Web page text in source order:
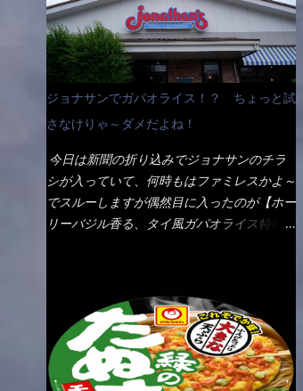
る） 袋の裏側を見ると、韮とか卵の用意を
勧めている。 それなばらと冷蔵庫にあっ
た、黒豆モヤシ・韮・生卵を用意しました。
まず鍋1で湯を沸かし、麺を茹でる！ 小鍋
で別に湯を沸かし卵を溶きながら投入～ 次
にモヤシを入れて、粉末スープを投入！！
上がったら、丼へ入れてから小鍋のスープを
丼の中へ 最後に小鍋の具を上にかけ、韮の
葉の部分をドサッと乗せて調味油を入れて完
成です。 どうでしょう？ 見た目 Goodデ
イ・ノンスチーム製法で仕上げた、生めんに
近い風味のストレートめんです。 豚の旨味
に数種類の唐辛子、ニンニクを加えた辛さと
コクが凝縮された醤油ベースのスープです。
調味油に赤ラー油とごま油を使用することに
レンジで弱めのワット（小生は500Wで3分
程度）温めてテーブルへ これ店舗の調理場
で、製造しているけど考えるに大き目のオー
ブン皿で焼いて、大凡の目安で小分けにして
いるようで、パックをよーく見たら表面のチ
ーズの乗り具合に結構な差が出ていた・・・
チーズに焦げ目が付いているのを、しっかり
確認し買うことをオススメします。（取り分
け量にも若干有り差がでてるだろう） 早速
タバスコを振りかけて食べてみると・・・結
使ってみたら、これが凄くうまくすくえるん
だよねぇ～（このスプーン当たりだね） 今
回新作のグラタンを頂きましたが、まずまず
の美味しさとダイソーのカレースプーンの。
すくい上げ力の良さを再度認識できました。
ジョナサンでガパオライス！？ ちょっと試
さなけりゃ～ダメだよね！
今日は新聞の折り込みでジョナサンのチラ
シが入っていて、何時もはファミレスかよ～
でスルーしますが偶然目に入ったのが【ホー
リーバジル香る、タイ風ガパオライス特得ク
て・・・今日じゃん！！ そこで近くのお店
へ・・・・ モーニング以外の通常メニュー
は、10:30以降に提供されるので10:40頃に店
内へ 私は基本的、どの店に行っても同じメ